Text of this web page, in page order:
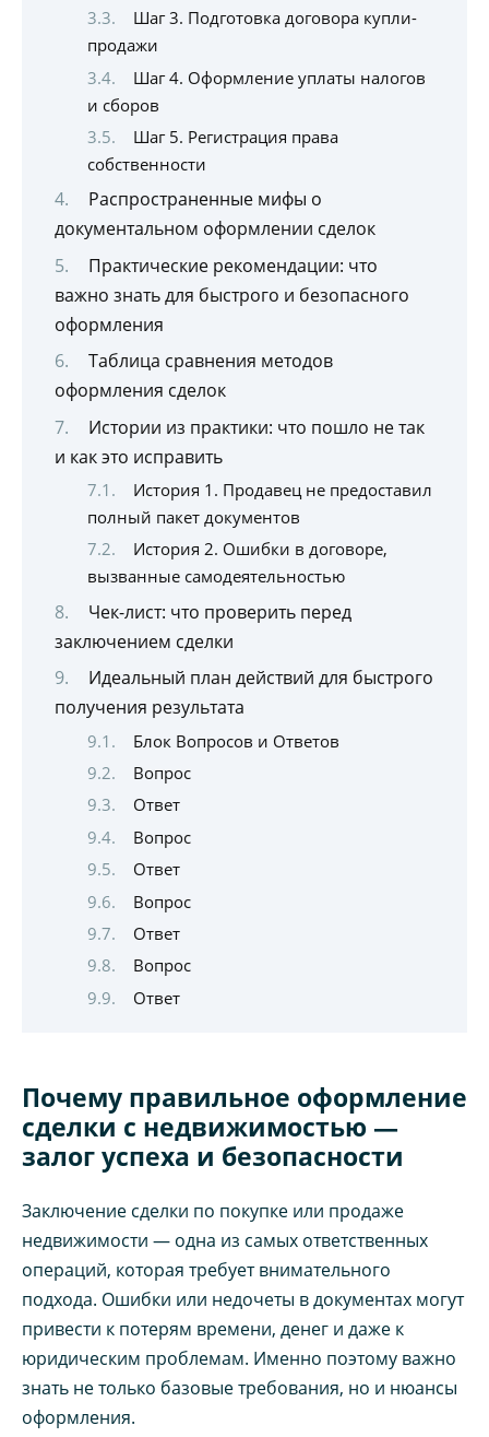
Шаг 3. Подготовка договора купли-
продажи
Шаг 4. Оформление уплаты налогов
и сборов
Шаг 5. Регистрация права
собственности
Распространенные мифы о
документальном оформлении сделок
Практические рекомендации: что
важно знать для быстрого и безопасного
оформления
Таблица сравнения методов
оформления сделок
Истории из практики: что пошло не так
и как это исправить
История 1. Продавец не предоставил
полный пакет документов
История 2. Ошибки в договоре,
вызванные самодеятельностью
Чек-лист: что проверить перед
заключением сделки
Идеальный план действий для быстрого
получения результата
Блок Вопросов и Ответов
Вопрос
Ответ
Вопрос
Ответ
Вопрос
Ответ
Вопрос
Ответ
Почему правильное оформление
сделки с недвижимостью —
залог успеха и безопасности
Заключение сделки по покупке или продаже
недвижимости — одна из самых ответственных
операций, которая требует внимательного
подхода. Ошибки или недочеты в документах могут
привести к потерям времени, денег и даже к
юридическим проблемам. Именно поэтому важно
знать не только базовые требования, но и нюансы
оформления.